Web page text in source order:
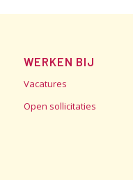
WERKEN BIJ
Vacatures
Open sollicitaties